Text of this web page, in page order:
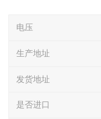
电压
生产地址
发货地址
是否进口